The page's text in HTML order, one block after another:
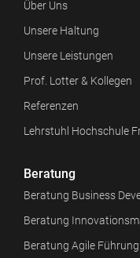
Über Uns
Unsere Haltung
Unsere Leistungen
Prof. Lotter & Kollegen
Referenzen
Lehrstuhl Hochschule
Beratung
Beratung Business
Beratung
Beratung Agile